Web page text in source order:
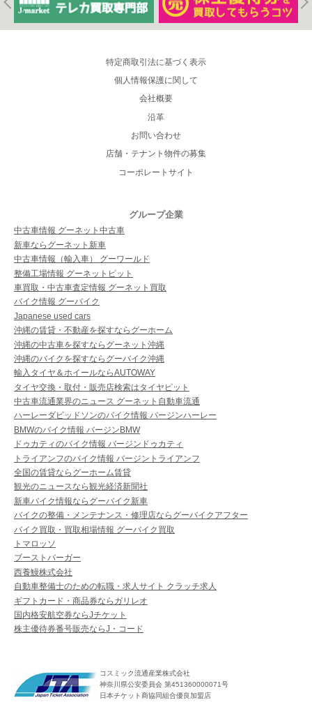
特定商取引法に基づく表示
個人情報保護に関して
会社概要
沿革
お問い合わせ
店舗・テナント物件の募集
コーポレートサイト
グループ企業
中古車情報 グーネット中古車
新車ならグーネット新車
中古車情報（輸入車） グーワールド
整備工場情報 グーネットピット
車買取・中古車査定情報 グーネット買取
バイク情報 グーバイク
Japanese used cars
沖縄の賃貸・不動産を探すならグーホーム
沖縄の中古車を探すならグーネット沖縄
沖縄のバイクを探すならグーバイク沖縄
輸入タイヤ＆ホイールならAUTOWAY
タイヤ交換・取付・販売店検索はタイヤピット
中古車流通業界のニュース グーネット自動車流通
ハーレーダビッドソンのバイク情報 バージンハーレー
BMWのバイク情報 バージンBMW
ドゥカティのバイク情報 バージンドゥカティ
トライアンフのバイク情報 バージントライアンフ
全国の賃貸ならグーホーム賃貸
観光のニュースなら観光経済新聞社
新車バイク情報ならグーバイク新車
バイクの整備・メンテナンス・修理店ならグーバイクアフター
バイク買取・買取相場情報 グーバイク買取
トマロッソ
ブーストバーガー
西養鰻株式会社
自動車整備士のための転職・求人サイト クラッチ求人
ギフトカード・商品券ならガリレオ
国内格安航空券ならJチケット
株主優待券番号販売ならJ・コード
コスミック流通産業株式会社
神奈川県公安委員会 第451360000071号
日本チケット商協同組合優良加盟店